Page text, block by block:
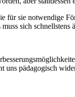
für sie notwendige
sich
uns pädagogisch